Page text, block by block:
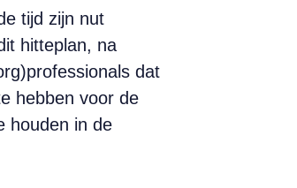
tijd zijn nut
hitteplan, na
dat
hebben voor de
houden in de